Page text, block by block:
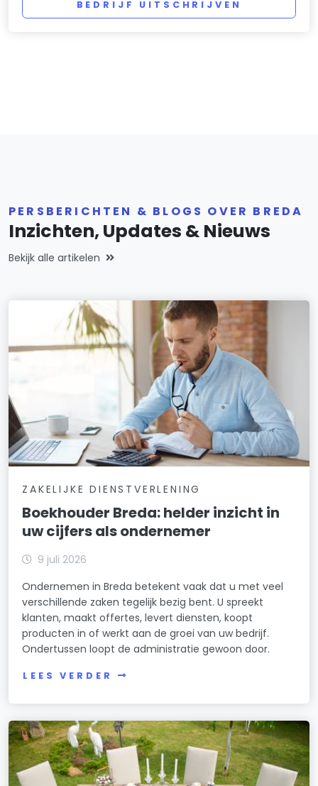
BEDRIJF UITSCHRIJVEN
PERSBERICHTEN & BLOGS OVER BREDA
Inzichten, Updates & Nieuws
Bekijk alle artikelen
ZAKELIJKE DIENSTVERLENING
Boekhouder Breda: helder inzicht in
uw cijfers als ondernemer
9 juli 2026
Ondernemen in Breda betekent vaak dat u met veel
verschillende zaken tegelijk bezig bent. U spreekt
klanten, maakt offertes, levert diensten, koopt
producten in of werkt aan de groei van uw bedrijf.
Ondertussen loopt de administratie gewoon door.
LEES VERDER